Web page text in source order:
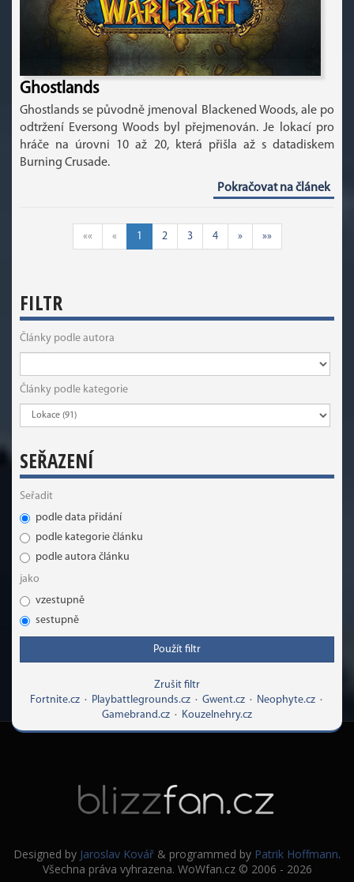
Ghostlands
Ghostlands se původně jmenoval Blackened Woods, ale po
odtržení Eversong Woods byl přejmenován. Je lokací pro
hráče na úrovni 10 až 20, která přišla až s datadiskem
Burning Crusade.
Pokračovat na článek
«« « 1 2 3 4 » »»
FILTR
Články podle autora
Články podle kategorie
SEŘAZENÍ
Seřadit
podle data přidání
podle kategorie článku
podle autora článku
jako
vzestupně
sestupně
Použít filtr
Zrušit filtr
Fortnite.cz· Playbattlegrounds.cz· Gwent.cz· Neophyte.cz·
Gamebrand.cz · Kouzelnehry.cz
Designed by Jaroslav Kovář & programmed by Patrik Hoffmann.
Všechna práva vyhrazena. WoWfan.cz © 2006 - 2026